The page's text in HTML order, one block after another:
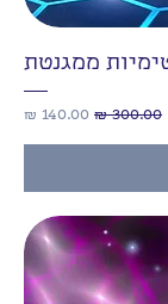
ממגנטת
מחיר רגילמחיר מבצע